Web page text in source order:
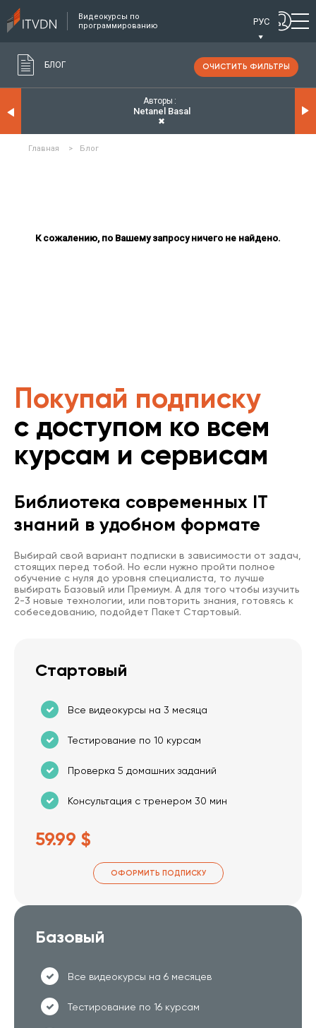
Видеокурсы по
программированию
РУС
БЛОГ ОЧИСТИТЬ ФИЛЬТРЫ
Авторы
Netanel Basal
✖
Главная > Блог
К сожалению, по Вашему запросу ничего не найдено.
Покупай подписку
с доступом ко всем
курсам и сервисам
Библиотека современных IT
знаний в удобном формате
Выбирай свой вариант подписки в зависимости от задач,
стоящих перед тобой. Но если нужно пройти полное
обучение с нуля до уровня специалиста, то лучше
выбирать Базовый или Премиум. А для того чтобы изучить
2-3 новые технологии, или повторить знания, готовясь к
собеседованию, подойдет Пакет Стартовый.
Стартовый
Все видеокурсы на 3 месяца
Тестирование по 10 курсам
Проверка 5 домашних заданий
Консультация с тренером 30 мин
59.99 $
ОФОРМИТЬ ПОДПИСКУ
Базовый
Все видеокурсы на 6 месяцев
Тестирование по 16 курсам